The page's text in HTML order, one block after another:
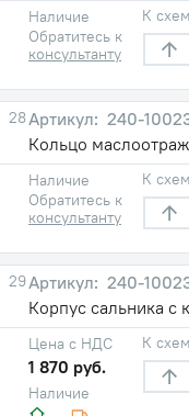
Наличие
Обратитесь к
консультанту
К
28
240-
Кольцо
Наличие
Обратитесь к
консультанту
К
29
240-
Корпус сальника
Наличие
Цена с НДС
1 870 руб.
К